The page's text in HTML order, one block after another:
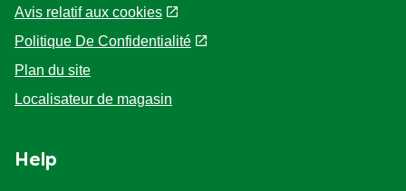
Avis relatif aux cookies
Politique De Confidentialité
Plan du site
Localisateur de magasin
Help